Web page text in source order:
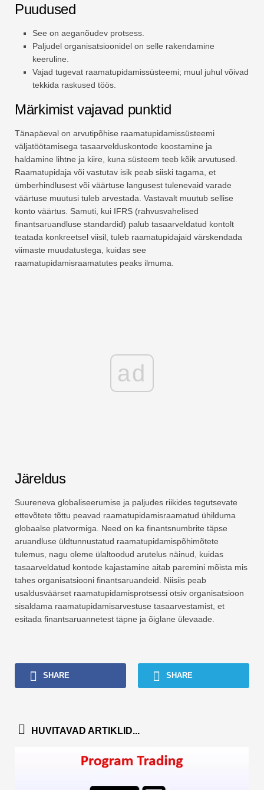
Puudused
See on aeganõudev protsess.
Paljudel organisatsioonidel on selle rakendamine
keeruline.
Vajad tugevat raamatupidamissüsteemi; muul juhul võivad
tekkida raskused töös.
Märkimist vajavad punktid
Tänapäeval on arvutipõhise raamatupidamissüsteemi
väljatöötamisega tasaarvelduskontode koostamine ja
haldamine lihtne ja kiire, kuna süsteem teeb kõik arvutused.
Raamatupidaja või vastutav isik peab siiski tagama, et
ümberhindlusest või väärtuse langusest tulenevaid varade
väärtuse muutusi tuleb arvestada. Vastavalt muutub sellise
konto väärtus. Samuti, kui IFRS (rahvusvahelised
finantsaruandluse standardid) palub tasaarveldatud kontolt
teatada konkreetsel viisil, tuleb raamatupidajaid värskendada
viimaste muudatustega, kuidas see
raamatupidamisraamatutes peaks ilmuma.
ad
Järeldus
Suureneva globaliseerumise ja paljudes riikides tegutsevate
ettevõtete tõttu peavad raamatupidamisraamatud ühilduma
globaalse platvormiga. Need on ka finantsnumbrite täpse
aruandluse üldtunnustatud raamatupidamispõhimõtete
tulemus, nagu oleme ülaltoodud arutelus näinud, kuidas
tasaarveldatud kontode kajastamine aitab paremini mõista mis
tahes organisatsiooni finantsaruandeid. Niisiis peab
usaldusväärset raamatupidamisprotsessi otsiv organisatsioon
sisaldama raamatupidamisarvestuse tasaarvestamist, et
esitada finantsaruannetest täpne ja õiglane ülevaade.
SHARE SHARE
HUVITAVAD ARTIKLID...